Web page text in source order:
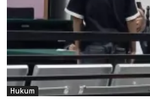
Hukum